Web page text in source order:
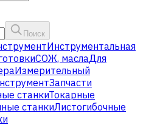
Поиск
Инструментальная
СОЖ, маслаДля
Измерительный
Запчасти
станкиТокарные
станкиЛистогибочные